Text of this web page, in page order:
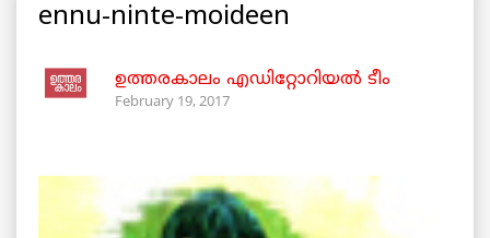
ennu-ninte-moideen
ഉത്തരകാലം എഡിറ്റോറിയല്‍ ടീം
February 19, 2017